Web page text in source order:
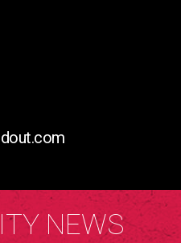
NEWS